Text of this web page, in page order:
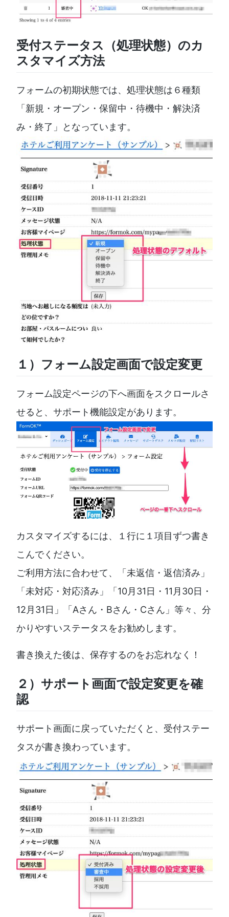
受付ステータス（処理状態）のカ
スタマイズ方法
フォームの初期状態では、処理状態は６種類
「新規・オープン・保留中・待機中・解決済
み・終了」となっています。
１）フォーム設定画面で設定変更
フォーム設定ページの下へ画面をスクロールさ
せると、サポート機能設定があります。
カスタマイズするには、１行に１項目ずつ書き
こんでください。
ご利用方法に合わせて、「未返信・返信済み」
「未対応・対応済み」「10月31日・11月30日・
12月31日」「Aさん・Bさん・Cさん」等々、分
かりやすいステータスをお勧めします。
書き換えた後は、保存するのをお忘れなく！
２）サポート画面で設定変更を確
認
サポート画面に戻っていただくと、受付ステー
タスが書き換わっています。